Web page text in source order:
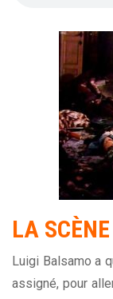
LA
Luigi Balsamo a
assigné, pour